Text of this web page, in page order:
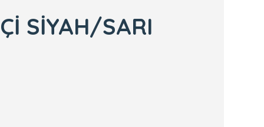
SİYAH/SARI